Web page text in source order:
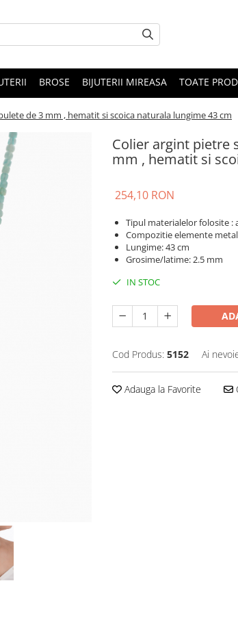
BROSE BIJUTERII MIREASA TOATE
de 3 mm , hematit si scoica naturala lungime 43 cm
Colier argint pietre
mm , hematit si
254,10 RON
Tipul materialelor folosite :
Compozitie elemente
Lungime: 43 cm
Grosime/latime: 2.5 mm
IN STOC
Cod Produs: 5152 Ai
Adauga la Favorite